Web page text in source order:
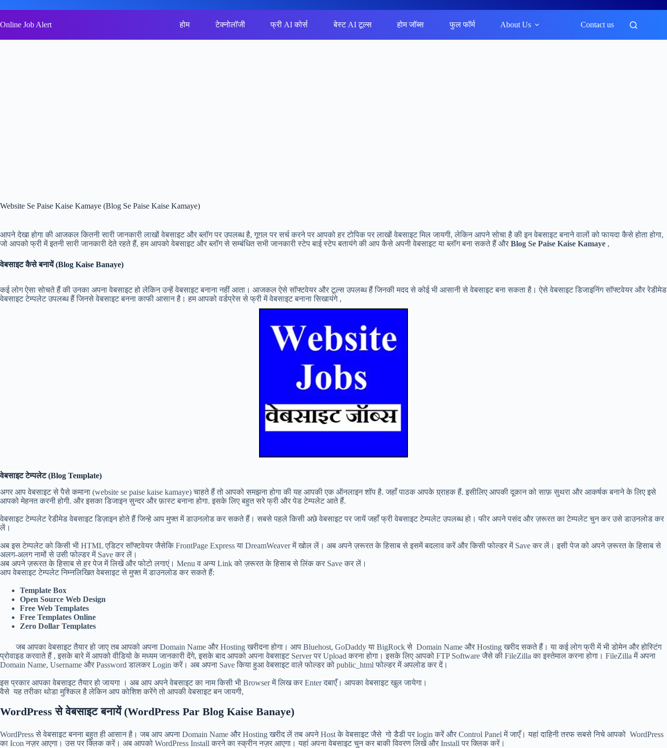
to
content
Online Job Alert होम टेक्नोलॉजी फ्री AI कोर्स बेस्ट AI टूल्स होम जॉब्स फुल फॉर्म About Us Contact us
Website Se Paise Kaise Kamaye (Blog Se Paise Kaise Kamaye)
आपने देखा होगा की आजकल कितनी सारी जानकारी लाखों वेबसाइट और ब्लॉग पर उपलब्ध है, गूगल पर सर्च करने पर आपको हर टोपिक पर लाखों वेबसाइट मिल जायगी, लेकिन आपने सोचा है की इन वेबसाइट बनाने वालों को फायदा कैसे होता होगा,
जो आपको फ्री में इतनी सारी जानकारी देते रहते हैं, हम आपको वेबसाइट और ब्लॉग से सम्बंधित सभी जानकारी स्टेप बाई स्टेप बतायंगे की आप कैसे अपनी वेबसाइट या ब्लॉग बना सकते हैं और Blog Se Paise Kaise Kamaye ,
वेबसाइट कैसे बनायें (Blog Kaise Banaye)
कई लोग ऐसा सोचते हैं की उनका अपना वेबसाइट हो लेकिन उन्हें वेबसाइट बनाना नहीं आता। आजकल ऐसे सॉफ्टवेयर और टूल्स उपलब्ध हैं जिनकी मदद से कोई भी आसानी से वेबसाइट बना सकता है। ऐसे वेबसाइट डिजाइनिंग सॉफ्टवेयर और रेडीमेड
वेबसाइट टेम्पलेट उपलब्ध हैं जिनसे वेबसाइट बनना काफी आसान है। हम आपको वर्डप्रेस से फ्री में वेबसाइट बनाना सिखायंगे ,
वेबसाइट टेम्पलेट (Blog Template)
अगर आप वेबसाइट से पैसे कमाना (website se paise kaise kamaye) चाहते हैं तो आपको समझना होगा की यह आपकी एक ऑनलाइन शॉप है. जहाँ पाठक आपके ग्र्राहक हैं. इसीलिए आपकी दूकान को साफ़ सुथरा और आकर्षक बनाने के लिए इसे
आपको मेहनत करनी होगी. और इसका डिजाइन सुन्दर और फ़ास्ट बनाना होगा. इसके लिए बहुत सरे फ्री और पेड टेम्पलेट आते हैं.
वेबसाइट टेम्पलेट रेडीमेड वेबसाइट डिज़ाइन होते हैं जिन्हे आप मुफ्त में डाउनलोड कर सकते हैं। सबसे पहले किसी अछे वेबसाइट पर जायें जहाँ फ्री वेबसाइट टेम्पलेट उपलब्ध हो। फीर अपने पसंद और ज़रूरत का टेम्पलेट चुन कर उसे डाउनलोड कर
लें।
अब इस टेम्पलेट को किसी भी HTML एडिटर सॉफ्टवेयर जैसेकि FrontPage Express या DreamWeaver में खोल लें। अब अपने ज़रूरत के हिसाब से इसमें बदलाव करें और किसी फोल्डर में Save कर लें। इसी पेज को अपने ज़रूरत के हिसाब से
अलग-अलग नामों से उसी फोल्डर में Save कर लें।
अब अपने ज़रूरत के हिसाब से हर पेज में लिखें और फोटो लगाएं। Menu व अन्य Link को ज़रूरत के हिसाब से लिंक कर Save कर लें।
आप वेबसाइट टेम्पलेट निम्नलिखित वेबसाइट से मुफ्त में डाउनलोड कर सकते हैं:
Template Box
Open Source Web Design
Free Web Templates
Free Templates Online
Zero Dollar Templates
जब आपका वेबसाइट तैयार हो जाए तब आपको अपना Domain Name और Hosting खरीदना होगा। आप Bluehost, GoDaddy या BigRock से Domain Name और Hosting खरीद सकते हैं। या कई लोग फ्री में भी डोमेन और होस्टिंग
प्रोवाइड करवाते हैं , इसके बारे में आपको वीडियो के मध्यम जानकारी देंगे, इसके बाद आपको अपना वेबसाइट Server पर Upload करना होगा। इसके लिए आपको FTP Software जैसे की FileZilla का इस्तेमाल करना होगा। FileZilla में अपना
Domain Name, Username और Password डालकर Login करें। अब अपना Save किया हुआ वेबसाइट वाले फोल्डर को public_html फोल्डर में अपलोड कर दें।
इस प्रकार आपका वेबसाइट तैयार हो जायगा । अब आप अपने वेबसाइट का नाम किसी भी Browser में लिख कर Enter दबाएँ। आपका वेबसाइट खुल जायेगा।
वैसे यह तरीका थोडा मुश्किल है लेकिन आप कोशिश करेंगे तो आपकी वेबसाइट बन जायगी,
WordPress से वेबसाइट बनायें (WordPress Par Blog Kaise Banaye)
WordPress से वेबसाइट बनना बहुत ही आसान है। जब आप अपना Domain Name और Hosting खरीद लें तब अपने Host के वेबसाइट जैसे गो डैडी पर login करें और Control Panel में जाएँ। यहां दाहिनी तरफ सबसे निचे आपको WordPress
का Icon नज़र आएगा। उस पर क्लिक करें। अब आपको WordPress Install करने का स्क्रीन नज़र आएगा। यहां अपना वेबसाइट चुन कर बाकी विवरण लिखें और Install पर क्लिक करें।